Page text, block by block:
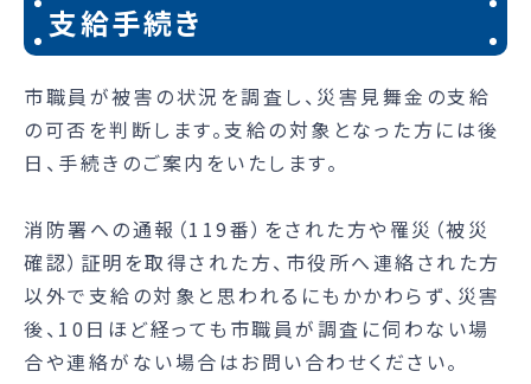
支給手続き
市職員が被害の状況を調査し、災害見舞金の支給
の可否を判断します。支給の対象となった方には後
日、手続きのご案内をいたします。
消防署への通報（119番）をされた方や罹災（被災
確認）証明を取得された方、市役所へ連絡された方
以外で支給の対象と思われるにもかかわらず、災害
後、10日ほど経っても市職員が調査に伺わない場
合や連絡がない場合はお問い合わせください。